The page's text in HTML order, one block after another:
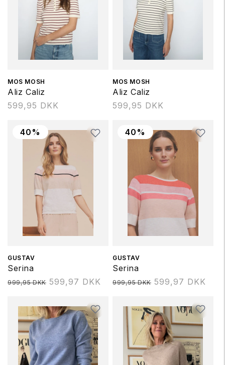
Forhandler:
MOS MOSH
Aliz Caliz
Normalpris
599,95 DKK
Forhandler:
MOS MOSH
Aliz Caliz
Normalpris
599,95 DKK
40%
Forhandler:
GUSTAV
Serina
Normalpris
999,95 DKK 599,97 DKK
40%
Forhandler:
GUSTAV
Serina
Normalpris
999,95 DKK 599,97 DKK